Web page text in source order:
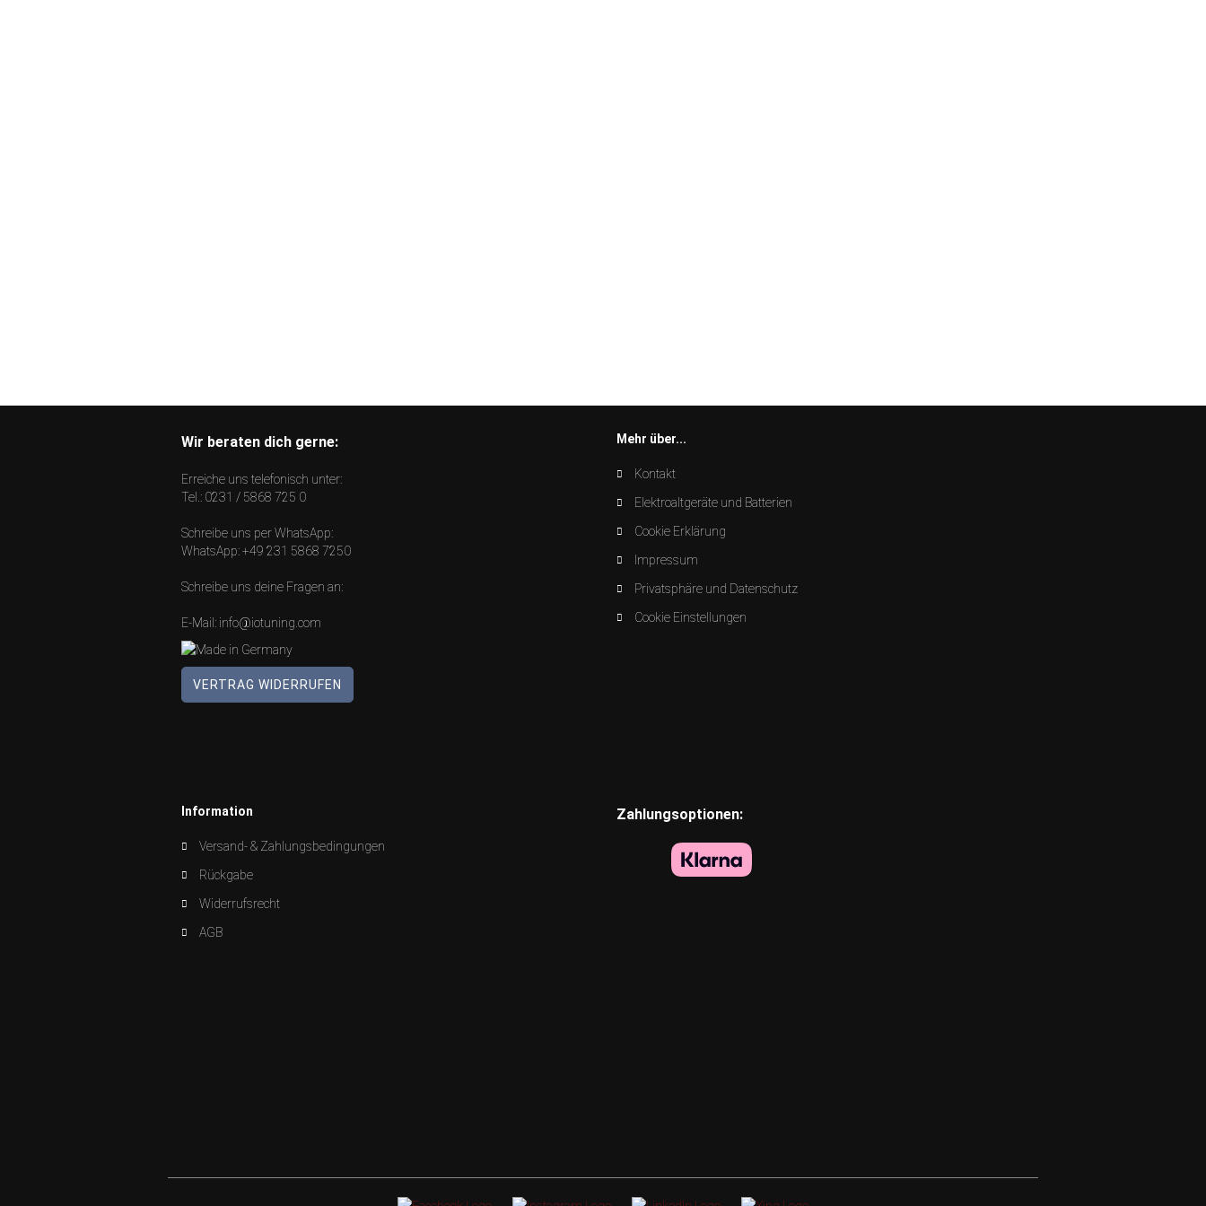
Wir beraten dich gerne:
Erreiche uns telefonisch unter:
Tel.: 0231 / 5868 725 0
Schreibe uns per WhatsApp:
WhatsApp:+49 231 5868 7250
Schreibe uns deine Fragen an:
E-Mail: info@iotuning.com
VERTRAG WIDERRUFEN
Mehr über...
Kontakt
Elektroaltgeräte und Batterien
Cookie Erklärung
Impressum
Privatsphäre und Datenschutz
Cookie Einstellungen
Information
Versand- & Zahlungsbedingungen
Rückgabe
Widerrufsrecht
AGB
Zahlungsoptionen: